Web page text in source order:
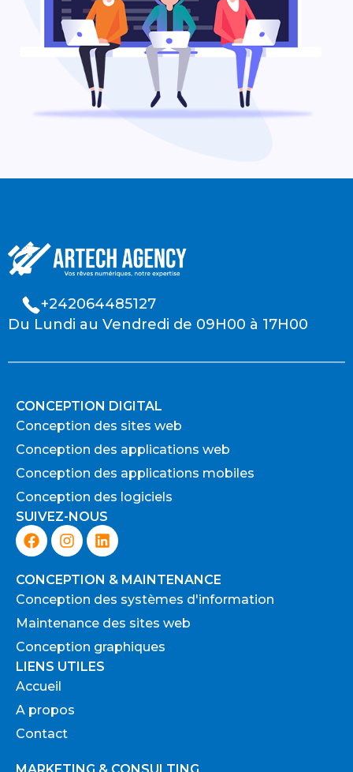
+242064485127
Du Lundi au Vendredi de 09H00 à 17H00
CONCEPTION DIGITAL
Conception des sites web
Conception des applications web
Conception des applications mobiles
Conception des logiciels
SUIVEZ-NOUS
F
a
e
b
o
k
I
n
t
a
r
a
m
L
i
k
e
i
n
CONCEPTION & MAINTENANCE
Conception des systèmes d'information
Maintenance des sites web
Conception graphiques
LIENS UTILES
Accueil
A propos
Contact